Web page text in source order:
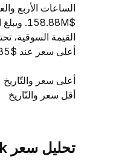
أعلى سعر عند $8.35 وأدنى سعر عند $8.16.
أعلى سعر والتّاريخ
أقل سعر والتّاريخ
تحليل سعر Chainlink بمساعدة TradeGPT